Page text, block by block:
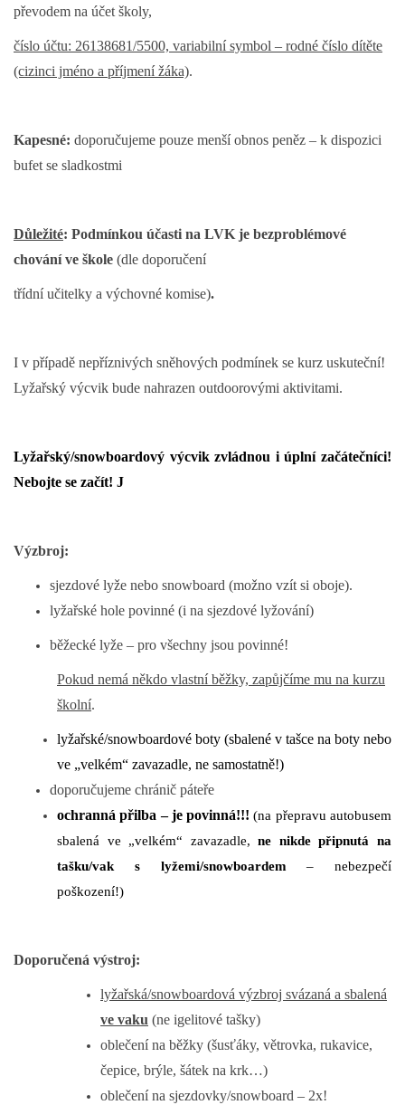
převodem na účet školy,
číslo účtu: 26138681/5500, variabilní symbol – rodné číslo dítěte
(cizinci jméno a příjmení žáka).
Kapesné: doporučujeme pouze menší obnos peněz – k dispozici
bufet se sladkostmi
Důležité: Podmínkou účasti na LVK je bezproblémové
chování ve škole (dle doporučení
třídní učitelky a výchovné komise).
I v případě nepříznivých sněhových podmínek se kurz uskuteční!
Lyžařský výcvik bude nahrazen outdoorovými aktivitami.
Lyžařský/snowboardový výcvik zvládnou i úplní začátečníci!
Nebojte se začít! J
Výzbroj:
sjezdové lyže nebo snowboard (možno vzít si oboje).
lyžařské hole povinné (i na sjezdové lyžování)
běžecké lyže – pro všechny jsou povinné!
Pokud nemá někdo vlastní běžky, zapůjčíme mu na kurzu
školní.
lyžařské/snowboardové boty (sbalené v tašce na boty nebo
ve „velkém“ zavazadle, ne samostatně!)
doporučujeme chránič páteře
ochranná přilba – je povinná!!! (na přepravu autobusem
sbalená ve „velkém“ zavazadle,ne nikde připnutá na
tašku/vak s lyžemi/snowboardem – nebezpečí
poškození!)
Doporučená výstroj:
lyžařská/snowboardová výzbroj svázaná a sbalená
ve vaku (ne igelitové tašky)
oblečení na běžky (šusťáky, větrovka, rukavice,
čepice, brýle, šátek na krk…)
oblečení na sjezdovky/snowboard – 2x!